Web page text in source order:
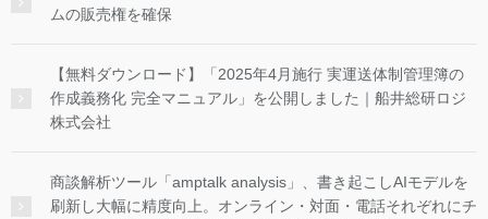
ムの販売権を確保
【無料ダウンロード】「2025年4月施行 実運送体制管理簿の
作成義務化 完全マニュアル」を公開しました｜船井総研ロジ
株式会社
商談解析ツール「amptalk analysis」、書き起こしAIモデルを
刷新し大幅に精度向上。オンライン・対面・電話それぞれにチ